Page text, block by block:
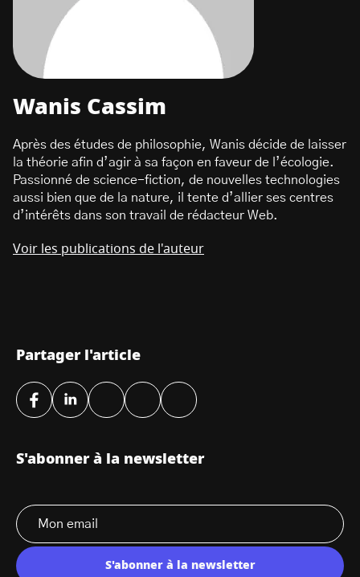
Wanis Cassim
Après des études de philosophie, Wanis décide de laisser
la théorie afin d’agir à sa façon en faveur de l’écologie.
Passionné de science-fiction, de nouvelles technologies
aussi bien que de la nature, il tente d’allier ses centres
d’intérêts dans son travail de rédacteur Web.
Voir les publications de l'auteur
Partager l'article
S'abonner à la newsletter
S'abonner à la newsletter